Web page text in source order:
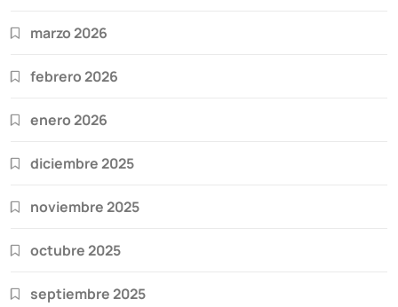
marzo 2026
febrero 2026
enero 2026
diciembre 2025
noviembre 2025
octubre 2025
septiembre 2025